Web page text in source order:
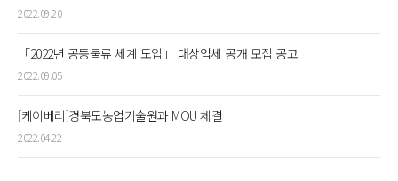
2022.09.20
「2022년 공동물류 체계 도입」 대상업체 공개 모집 공고
2022.09.05
[케이베리]경북도농업기술원과 MOU 체결
2022.04.22